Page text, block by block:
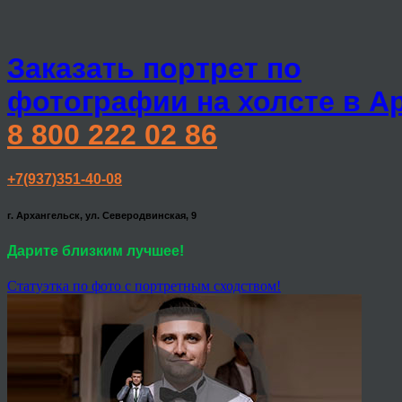
Заказать портрет по
фотографии на холсте в
8 800 222 02 86
+7(937)351-40-08
г. Архангельск, ул. Северодвинская, 9
Дарите близким лучшее!
Статуэтка по фото с портретным сходством!